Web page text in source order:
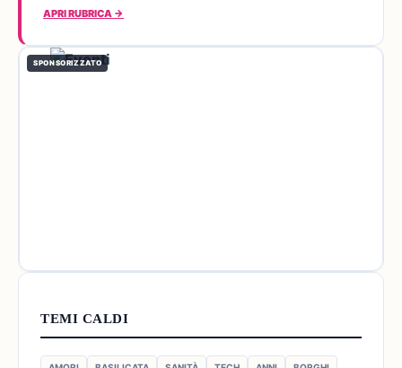
APRI RUBRICA →
SPONSORIZZATO
TEMI CALDI